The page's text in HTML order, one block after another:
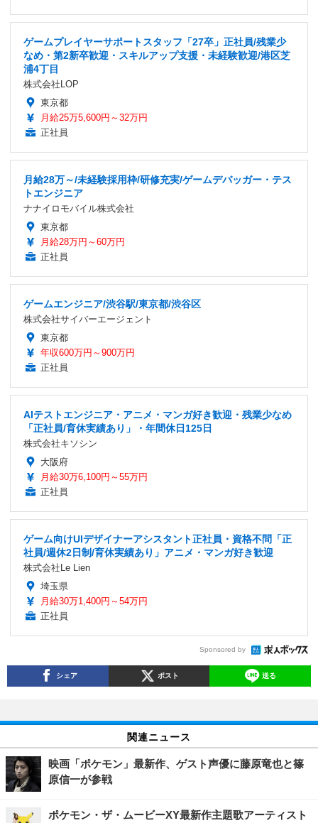
ゲームプレイヤーサポートスタッフ「27卒」正社員/残業少
なめ・第2新卒歓迎・スキルアップ支援・未経験歓迎/港区芝
浦4丁目
株式会社LOP
東京都
月給25万5,600円～32万円
正社員
月給28万～/未経験採用枠/研修充実/ゲームデバッガー・テス
トエンジニア
ナナイロモバイル株式会社
東京都
月給28万円～60万円
正社員
ゲームエンジニア/渋谷駅/東京都/渋谷区
株式会社サイバーエージェント
東京都
年収600万円～900万円
正社員
AIテストエンジニア・アニメ・マンガ好き歓迎・残業少なめ
「正社員/育休実績あり」・年間休日125日
株式会社キソシン
大阪府
月給30万6,100円～55万円
正社員
ゲーム向けUIデザイナーアシスタント正社員・資格不問「正
社員/週休2日制/育休実績あり」アニメ・マンガ好き歓迎
株式会社Le Lien
埼玉県
月給30万1,400円～54万円
正社員
Sponsored by
シェア ポスト 送る
関連ニュース
映画「ポケモン」最新作、ゲスト声優に藤原竜也と篠
原信一が参戦
ポケモン・ザ・ムービーXY最新作主題歌アーティスト